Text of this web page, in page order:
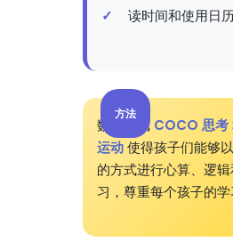
读时间和使用日
方法
数学游戏 COCO 思
运动使得孩子们能够
的方式进行心算、逻
习，尊重每个孩子的学